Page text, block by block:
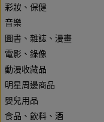
彩妝、保健
音樂
圖書、雜誌、漫畫
電影、錄像
動漫收藏品
明星周邊商品
嬰兒用品
食品、飲料、酒